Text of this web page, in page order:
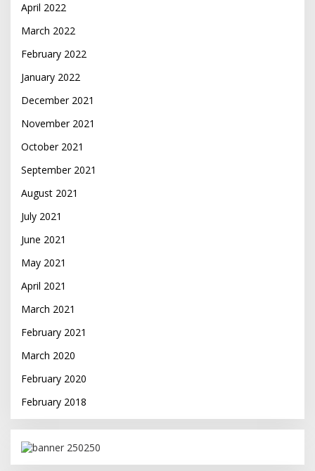
April 2022
March 2022
February 2022
January 2022
December 2021
November 2021
October 2021
September 2021
August 2021
July 2021
June 2021
May 2021
April 2021
March 2021
February 2021
March 2020
February 2020
February 2018